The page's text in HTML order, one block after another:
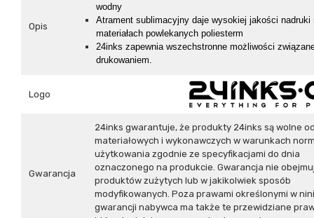
Opis
wodny
Atrament sublimacyjny daje wysokiej jakości nadruki
materiałach powlekanych poliesterm
24inks zapewnia wszechstronne możliwości
drukowaniem.
Logo
Gwarancja
24inks gwarantuje, że produkty 24inks są wolne
materiałowych i wykonawczych w warunkach
użytkowania zgodnie ze specyfikacjami do dnia
oznaczonego na produkcie. Gwarancja nie
produktów zużytych lub w jakikolwiek sposób
modyfikowanych. Poza prawami określonymi w
gwarancji nabywca ma także te przewidziane